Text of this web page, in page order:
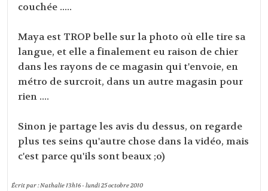
couchée .....
Maya est TROP belle sur la photo où elle tire sa
langue, et elle a finalement eu raison de chier
dans les rayons de ce magasin qui t'envoie, en
métro de surcroit, dans un autre magasin pour
rien ....
Sinon je partage les avis du dessus, on regarde
plus tes seins qu'autre chose dans la vidéo, mais
c'est parce qu'ils sont beaux ;o)
Écrit par :Nathalie13h16-lundi 25octobre 2010